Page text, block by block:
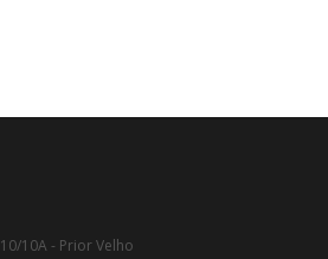
10A - Prior Velho